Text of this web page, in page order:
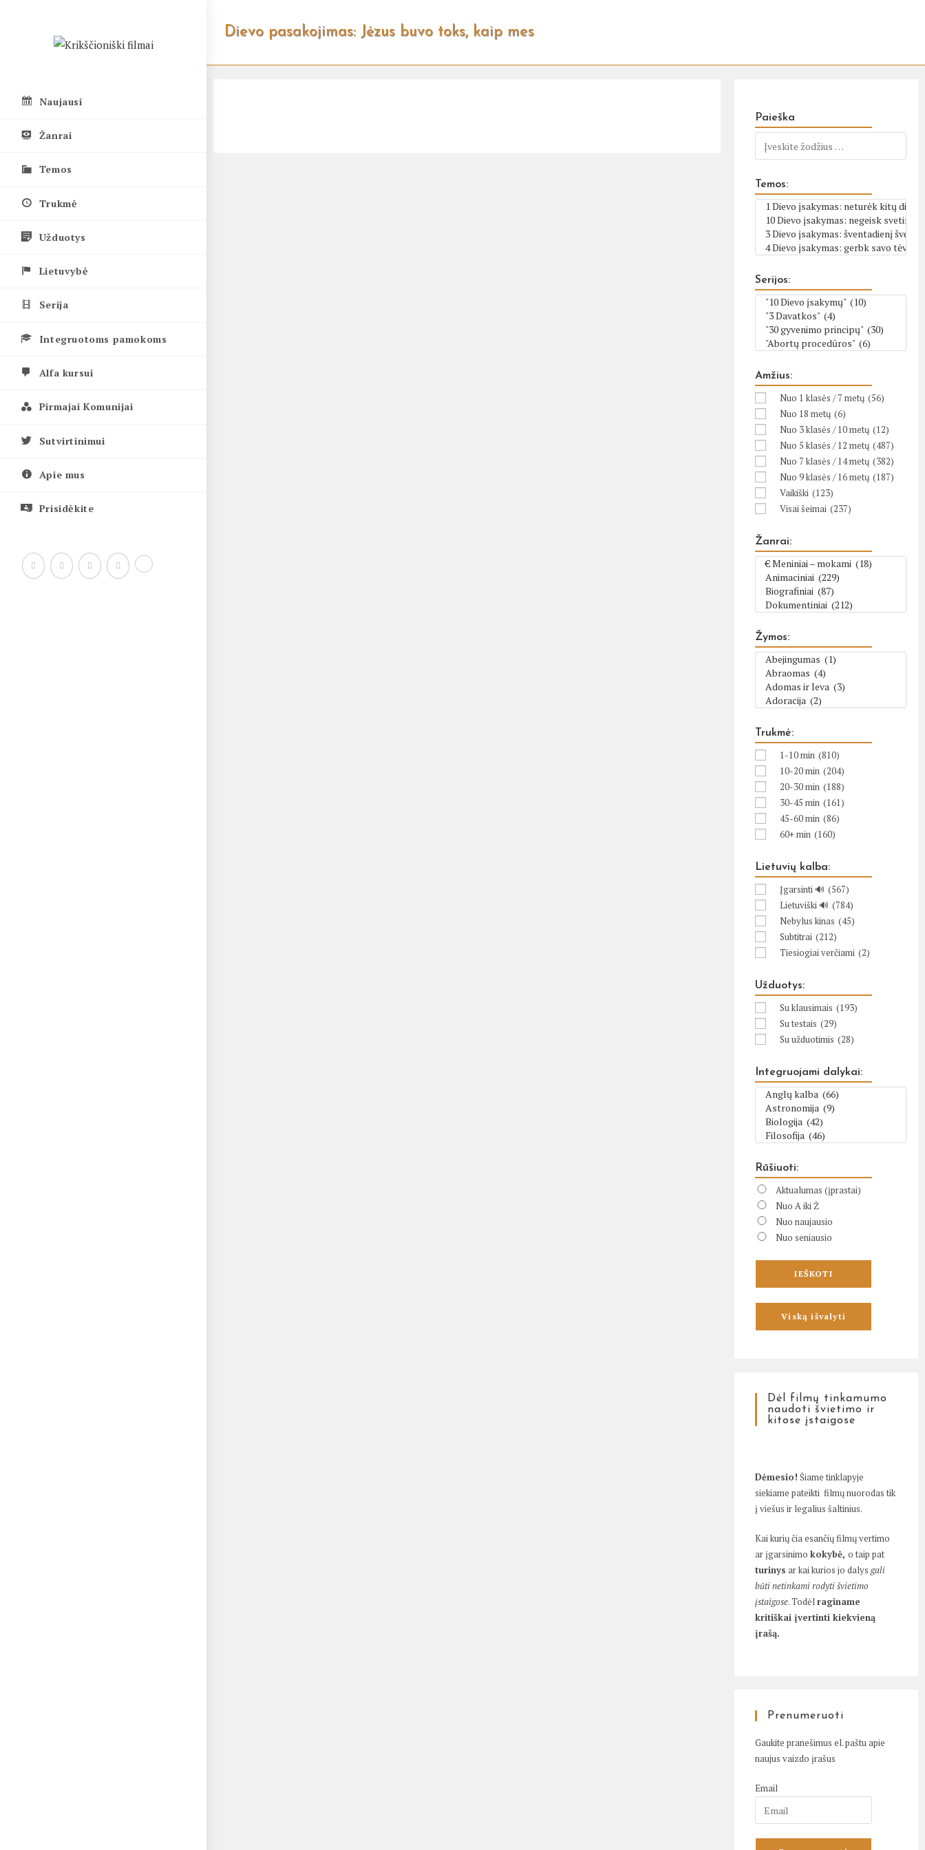
Naujausi
Žanrai
Temos
Trukmė
Užduotys
Lietuvybė
Serija
Integruotoms pamokoms
Alfa kursui
Pirmajai Komunijai
Sutvirtinimui
Apie mus
Prisidėkite
Dievo pasakojimas: Jėzus buvo toks, kaip mes
Paieška
Temos:
Serijos:
Amžius:
Nuo 1 klasės / 7 metų (56)
Nuo 18 metų (6)
Nuo 3 klasės / 10 metų (12)
Nuo 5 klasės / 12 metų (487)
Nuo 7 klasės / 14 metų (382)
Nuo 9 klasės / 16 metų (187)
Vaikiški (123)
Visai šeimai (237)
Žanrai:
Žymos:
Trukmė:
1-10 min (810)
10-20 min (204)
20-30 min (188)
30-45 min (161)
45-60 min (86)
60+ min (160)
Lietuvių kalba:
Įgarsinti 🔊 (567)
Lietuviški 🔊 (784)
Nebylus kinas (45)
Subtitrai (212)
Tiesiogiai verčiami (2)
Užduotys:
Su klausimais (193)
Su testais (29)
Su užduotimis (28)
Integruojami dalykai:
Rūšiuoti:
Aktualumas (įprastai)
Nuo A iki Ž
Nuo naujausio
Nuo seniausio
Dėl filmų tinkamumo
naudoti švietimo ir
kitose įstaigose
Dėmesio! Šiame tinklapyje
siekiame pateikti filmų nuorodas tik
į viešus ir legalius šaltinius.
Kai kurių čia esančių filmų vertimo
ar įgarsinimokokybė,o taip pat
turinys ar kai kurios jo dalysgali
būti netinkami rodyti švietimo
įstaigose. Todėlraginame
kritiškai įvertinti kiekvieną
įrašą.
Prenumeruoti
Gaukite pranešimus el. paštu apie
naujus vaizdo įrašus
Email